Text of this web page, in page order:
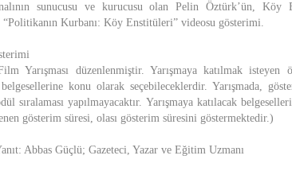
sunucusu ve kurucusu olan Pelin Öztürk’ün, Köy
“Politikanın Kurbanı: Köy Enstitüleri” videosu gösterimi.
Yarışması düzenlenmiştir. Yarışmaya katılmak isteyen
konu olarak seçebileceklerdir. Yarışmada,
sıralaması yapılmayacaktır. Yarışmaya katılacak
gösterim süresi, olası gösterim süresini göstermektedir.)
Abbas Güçlü; Gazeteci, Yazar ve Eğitim Uzmanı